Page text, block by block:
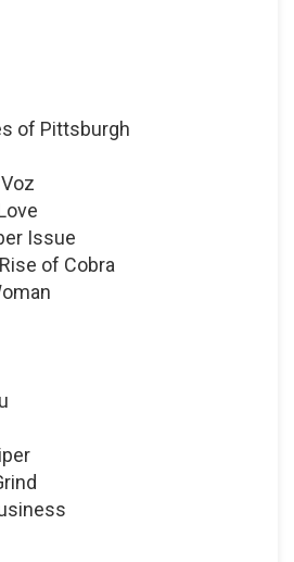
of Pittsburgh
Issue
of Cobra